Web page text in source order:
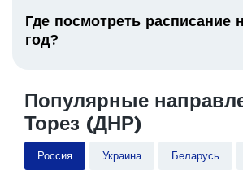
Где посмотреть расписание
год?
Популярные
Торез (ДНР)
Россия Украина Беларусь